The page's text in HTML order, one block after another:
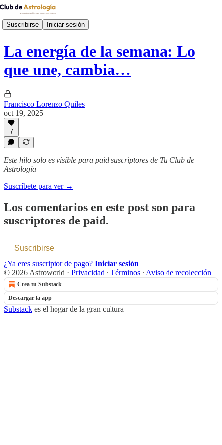
Suscribirse Iniciar sesión
La energía de la semana: Lo
que une, cambia…
Francisco Lorenzo Quiles
oct 19, 2025
7
Este hilo solo es visible para paid suscriptores de Tu Club de
Astrología
Suscríbete para ver →
Los comentarios en este post son para
suscriptores de paid.
Suscribirse
¿Ya eres suscriptor de pago? Iniciar sesión
© 2026 Astroworld · Privacidad ∙ Términos ∙ Aviso de recolección
Crea tu Substack
Descargar la app
Substack es el hogar de la gran cultura